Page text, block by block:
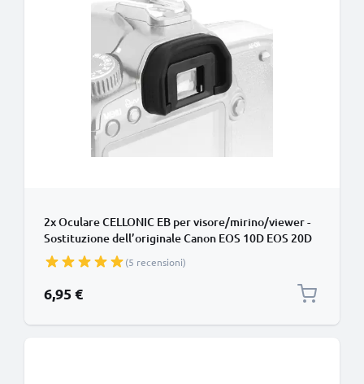
2x Oculare CELLONIC EB per visore/mirino/viewer -
Sostituzione dell’originale Canon EOS 10D EOS 20D
EOS 30D EOS 40D EOS 50D EOS 5D EOS 5D Mark II
EOS 60D EOS 6D EOS 70D EOS 80D smarrito
Protezione in Silicone gommino, ‘eye cup’
(5 recensioni)
6,95 €